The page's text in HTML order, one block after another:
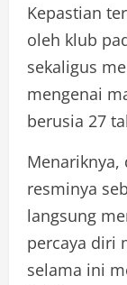
Kepastian
oleh klub
sekaligus
mengenai
berusia 27
resminya
langsung
percaya diri
selama ini